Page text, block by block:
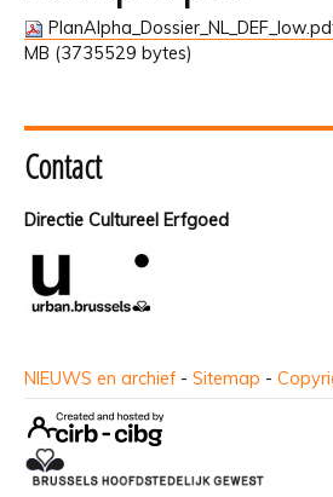
MB (3735529 bytes)
Contact
Directie Cultureel Erfgoed
NIEUWS en archief - Sitemap -